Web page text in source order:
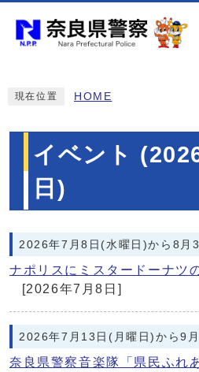
現在位置 HOME
イベント
日)
2026年7月8日(水曜日)から8月
ナポリスにミスタードーナツ
[2026年7月8日]
2026年7月13日(月曜日)から9
奈良県警察音楽隊「県民ふれ